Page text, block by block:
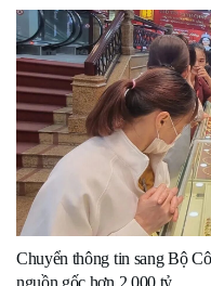
Chuyển thông tin sang Bộ